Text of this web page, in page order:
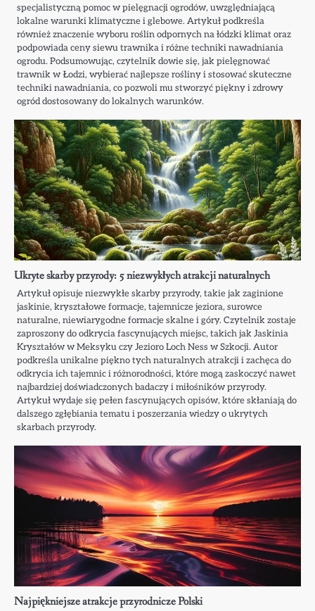
specjalistyczną pomoc w pielęgnacji ogrodów, uwzględniającą
lokalne warunki klimatyczne i glebowe. Artykuł podkreśla
również znaczenie wyboru roślin odpornych na łódzki klimat oraz
podpowiada ceny siewu trawnika i różne techniki nawadniania
ogrodu. Podsumowując, czytelnik dowie się, jak pielęgnować
trawnik w Łodzi, wybierać najlepsze rośliny i stosować skuteczne
techniki nawadniania, co pozwoli mu stworzyć piękny i zdrowy
ogród dostosowany do lokalnych warunków.
Ukryte skarby przyrody: 5 niezwykłych atrakcji naturalnych
Artykuł opisuje niezwykłe skarby przyrody, takie jak zaginione
jaskinie, kryształowe formacje, tajemnicze jeziora, surowce
naturalne, niewiarygodne formacje skalne i góry. Czytelnik zostaje
zaproszony do odkrycia fascynujących miejsc, takich jak Jaskinia
Kryształów w Meksyku czy Jezioro Loch Ness w Szkocji. Autor
podkreśla unikalne piękno tych naturalnych atrakcji i zachęca do
odkrycia ich tajemnic i różnorodności, które mogą zaskoczyć nawet
najbardziej doświadczonych badaczy i miłośników przyrody.
Artykuł wydaje się pełen fascynujących opisów, które skłaniają do
dalszego zgłębiania tematu i poszerzania wiedzy o ukrytych
skarbach przyrody.
Najpiękniejsze atrakcje przyrodnicze Polski